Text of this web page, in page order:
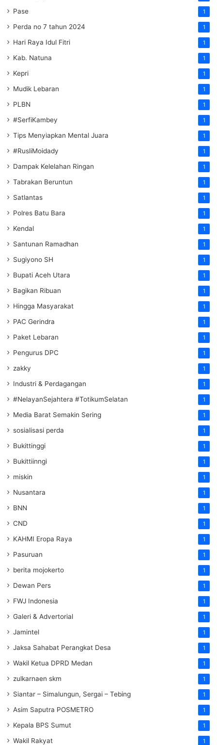
Pase 1
Perda no 7 tahun 2024 1
Hari Raya Idul Fitri 1
Kab. Natuna 1
Kepri 1
Mudik Lebaran 1
PLBN 1
#SerfiKambey 1
Tips Menyiapkan Mental Juara 1
#RusliMoidady 1
Dampak Kelelahan Ringan 1
Tabrakan Beruntun 1
Satlantas 1
Polres Batu Bara 1
Kendal 1
Santunan Ramadhan 1
Sugiyono SH 1
Bupati Aceh Utara 1
Bagikan Ribuan 1
Hingga Masyarakat 1
PAC Gerindra 1
Paket Lebaran 1
Pengurus DPC 1
zakky 1
Industri & Perdagangan 1
#NelayanSejahtera #TotikumSelatan 1
Media Barat Semakin Sering 1
sosialisasi perda 1
Bukittinggi 1
Bukittiinngi 1
miskin 1
Nusantara 1
BNN 1
CND 1
KAHMI Eropa Raya 1
Pasuruan 1
berita mojokerto 1
Dewan Pers 1
FWJ Indonesia 1
Galeri & Advertorial 1
Jamintel 1
Jaksa Sahabat Perangkat Desa 1
Wakil Ketua DPRD Medan 1
zulkarnaen skm 1
Siantar – Simalungun, Sergai – Tebing 1
Asim Saputra POSMETRO 1
Kepala BPS Sumut 1
Wakil Rakyat 1